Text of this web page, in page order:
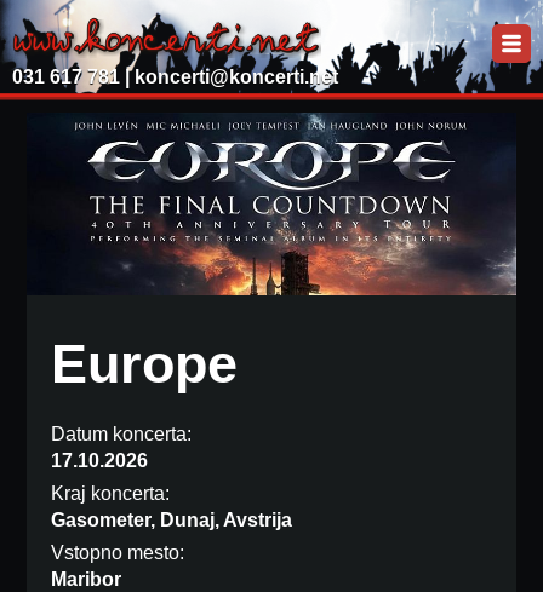
031 617 781 | koncerti@koncerti.net
Europe
Datum koncerta:
17.10.2026
Kraj koncerta:
Gasometer, Dunaj, Avstrija
Vstopno mesto:
Maribor